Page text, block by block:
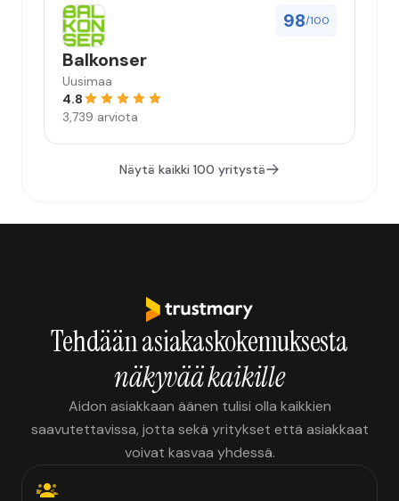
98/100
Balkonser
Uusimaa
4.8
3,739 arviota
Näytä kaikki 100 yritystä
Tehdään asiakaskokemuksesta
näkyvää kaikille
Aidon asiakkaan äänen tulisi olla kaikkien
saavutettavissa, jotta sekä yritykset että asiakkaat
voivat kasvaa yhdessä.